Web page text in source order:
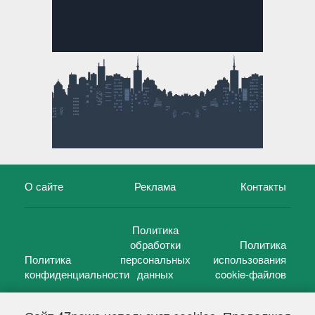
О сайте Реклама Контакты
Политика
конфиденциальности
Политика
обработки
персональных
данных
Политика
использования
cookie-файлов